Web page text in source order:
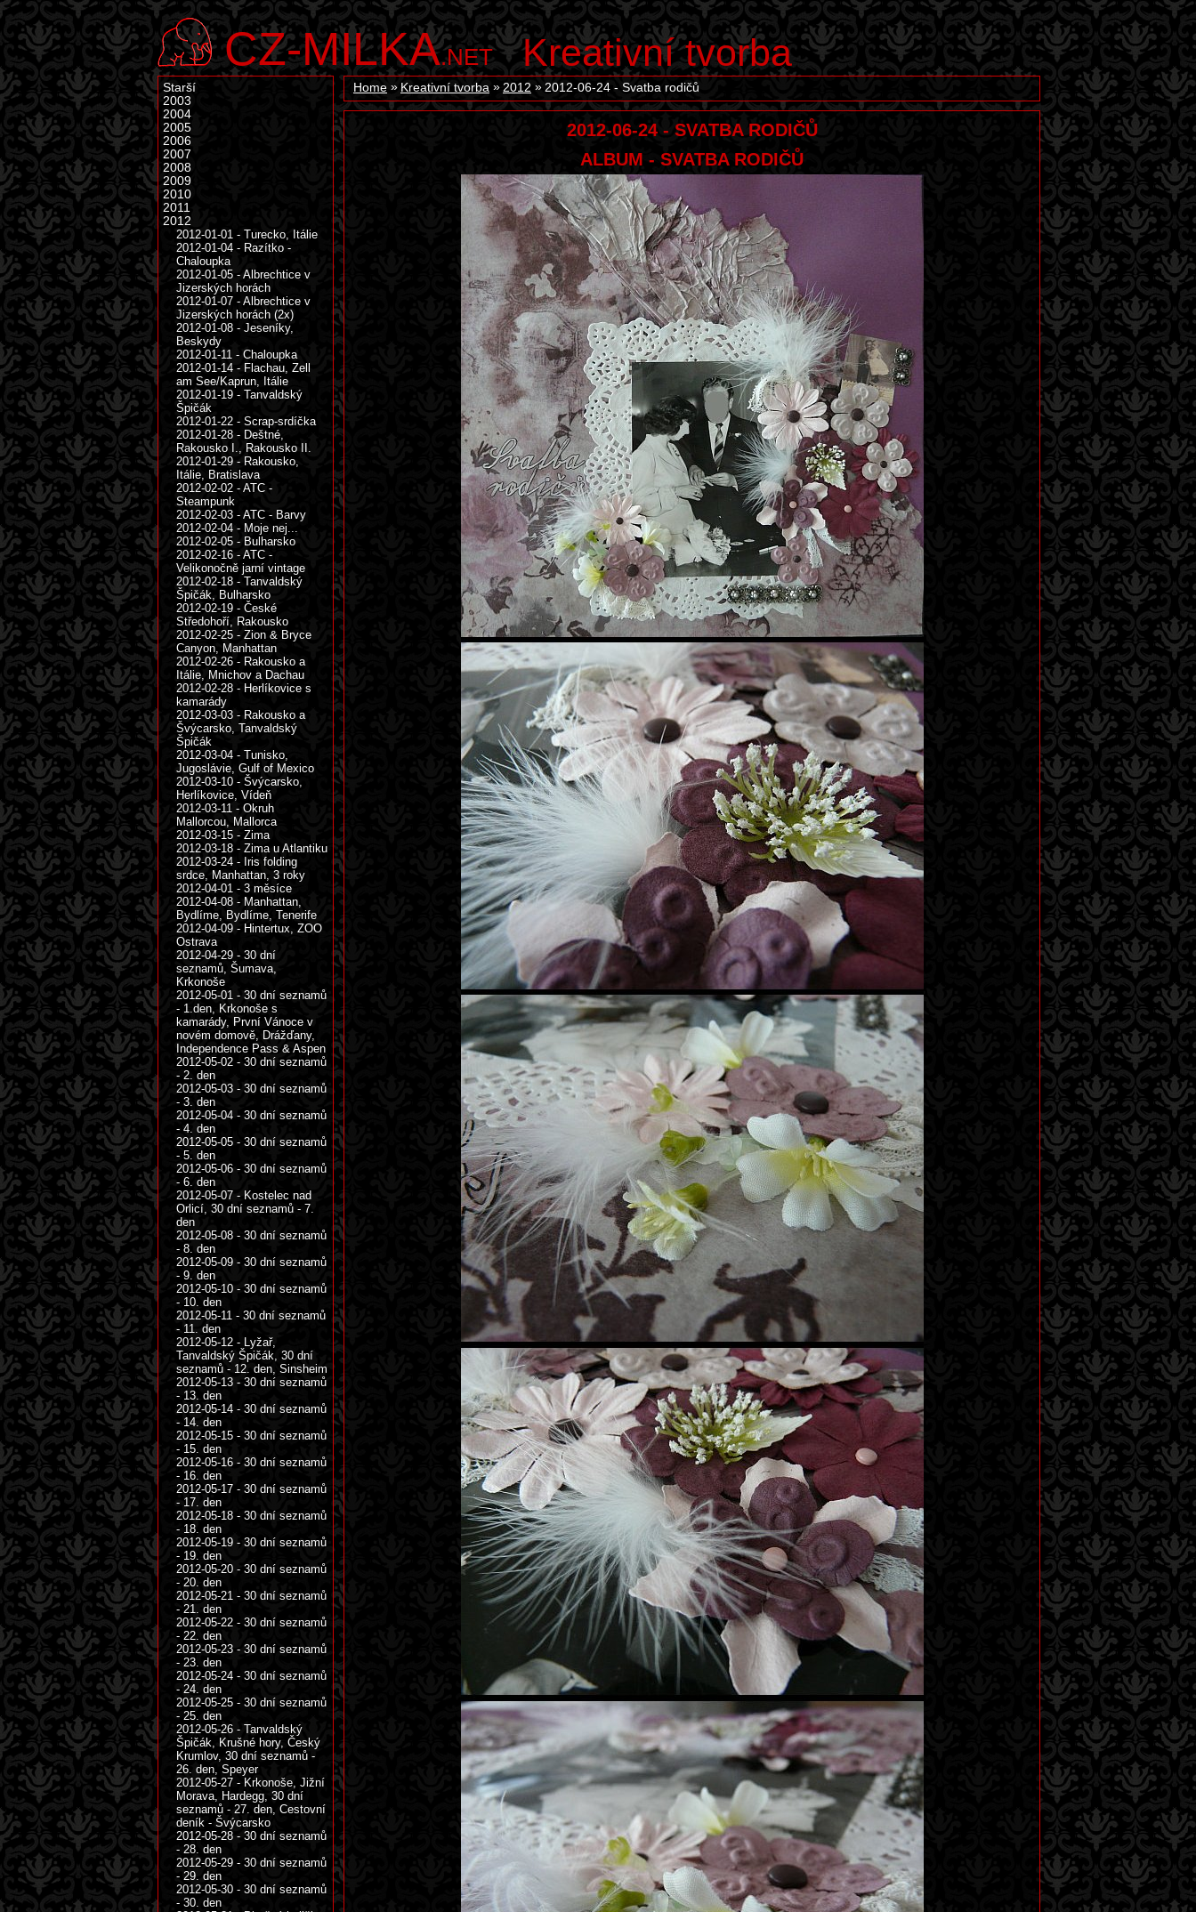
CZ-MILKA.NET Kreativní tvorba
Home Kreativní tvorba 2012 2012-06-24 - Svatba rodičů
2012-06-24 - SVATBA RODIČŮ
ALBUM - SVATBA RODIČŮ
Starší
2003
2004
2005
2006
2007
2008
2009
2010
2011
2012
2012-01-01 - Turecko, Itálie
2012-01-04 - Razítko -
Chaloupka
2012-01-05 - Albrechtice v
Jizerských horách
2012-01-07 - Albrechtice v
Jizerských horách (2x)
2012-01-08 - Jeseníky,
Beskydy
2012-01-11 - Chaloupka
2012-01-14 - Flachau, Zell
am See/Kaprun, Itálie
2012-01-19 - Tanvaldský
Špičák
2012-01-22 - Scrap-srdíčka
2012-01-28 - Deštné,
Rakousko I., Rakousko II.
2012-01-29 - Rakousko,
Itálie, Bratislava
2012-02-02 - ATC -
Steampunk
2012-02-03 - ATC - Barvy
2012-02-04 - Moje nej...
2012-02-05 - Bulharsko
2012-02-16 - ATC -
Velikonočně jarní vintage
2012-02-18 - Tanvaldský
Špičák, Bulharsko
2012-02-19 - České
Středohoří, Rakousko
2012-02-25 - Zion & Bryce
Canyon, Manhattan
2012-02-26 - Rakousko a
Itálie, Mnichov a Dachau
2012-02-28 - Herlíkovice s
kamarády
2012-03-03 - Rakousko a
Švýcarsko, Tanvaldský
Špičák
2012-03-04 - Tunisko,
Jugoslávie, Gulf of Mexico
2012-03-10 - Švýcarsko,
Herlíkovice, Vídeň
2012-03-11 - Okruh
Mallorcou, Mallorca
2012-03-15 - Zima
2012-03-18 - Zima u Atlantiku
2012-03-24 - Iris folding
srdce, Manhattan, 3 roky
2012-04-01 - 3 měsíce
2012-04-08 - Manhattan,
Bydlíme, Bydlíme, Tenerife
2012-04-09 - Hintertux, ZOO
Ostrava
2012-04-29 - 30 dní
seznamů, Šumava,
Krkonoše
2012-05-01 - 30 dní seznamů
- 1.den, Krkonoše s
kamarády, První Vánoce v
novém domově, Drážďany,
Independence Pass & Aspen
2012-05-02 - 30 dní seznamů
- 2. den
2012-05-03 - 30 dní seznamů
- 3. den
2012-05-04 - 30 dní seznamů
- 4. den
2012-05-05 - 30 dní seznamů
- 5. den
2012-05-06 - 30 dní seznamů
- 6. den
2012-05-07 - Kostelec nad
Orlicí, 30 dní seznamů - 7.
den
2012-05-08 - 30 dní seznamů
- 8. den
2012-05-09 - 30 dní seznamů
- 9. den
2012-05-10 - 30 dní seznamů
- 10. den
2012-05-11 - 30 dní seznamů
- 11. den
2012-05-12 - Lyžař,
Tanvaldský Špičák, 30 dní
seznamů - 12. den, Sinsheim
2012-05-13 - 30 dní seznamů
- 13. den
2012-05-14 - 30 dní seznamů
- 14. den
2012-05-15 - 30 dní seznamů
- 15. den
2012-05-16 - 30 dní seznamů
- 16. den
2012-05-17 - 30 dní seznamů
- 17. den
2012-05-18 - 30 dní seznamů
- 18. den
2012-05-19 - 30 dní seznamů
- 19. den
2012-05-20 - 30 dní seznamů
- 20. den
2012-05-21 - 30 dní seznamů
- 21. den
2012-05-22 - 30 dní seznamů
- 22. den
2012-05-23 - 30 dní seznamů
- 23. den
2012-05-24 - 30 dní seznamů
- 24. den
2012-05-25 - 30 dní seznamů
- 25. den
2012-05-26 - Tanvaldský
Špičák, Krušné hory, Český
Krumlov, 30 dní seznamů -
26. den, Speyer
2012-05-27 - Krkonoše, Jižní
Morava, Hardegg, 30 dní
seznamů - 27. den, Cestovní
deník - Švýcarsko
2012-05-28 - 30 dní seznamů
- 28. den
2012-05-29 - 30 dní seznamů
- 29. den
2012-05-30 - 30 dní seznamů
- 30. den